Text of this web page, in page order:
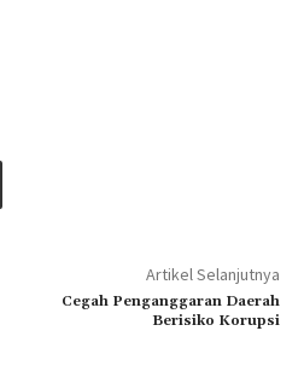
Artikel Selanjutnya
Cegah Penganggaran Daerah
Berisiko Korupsi